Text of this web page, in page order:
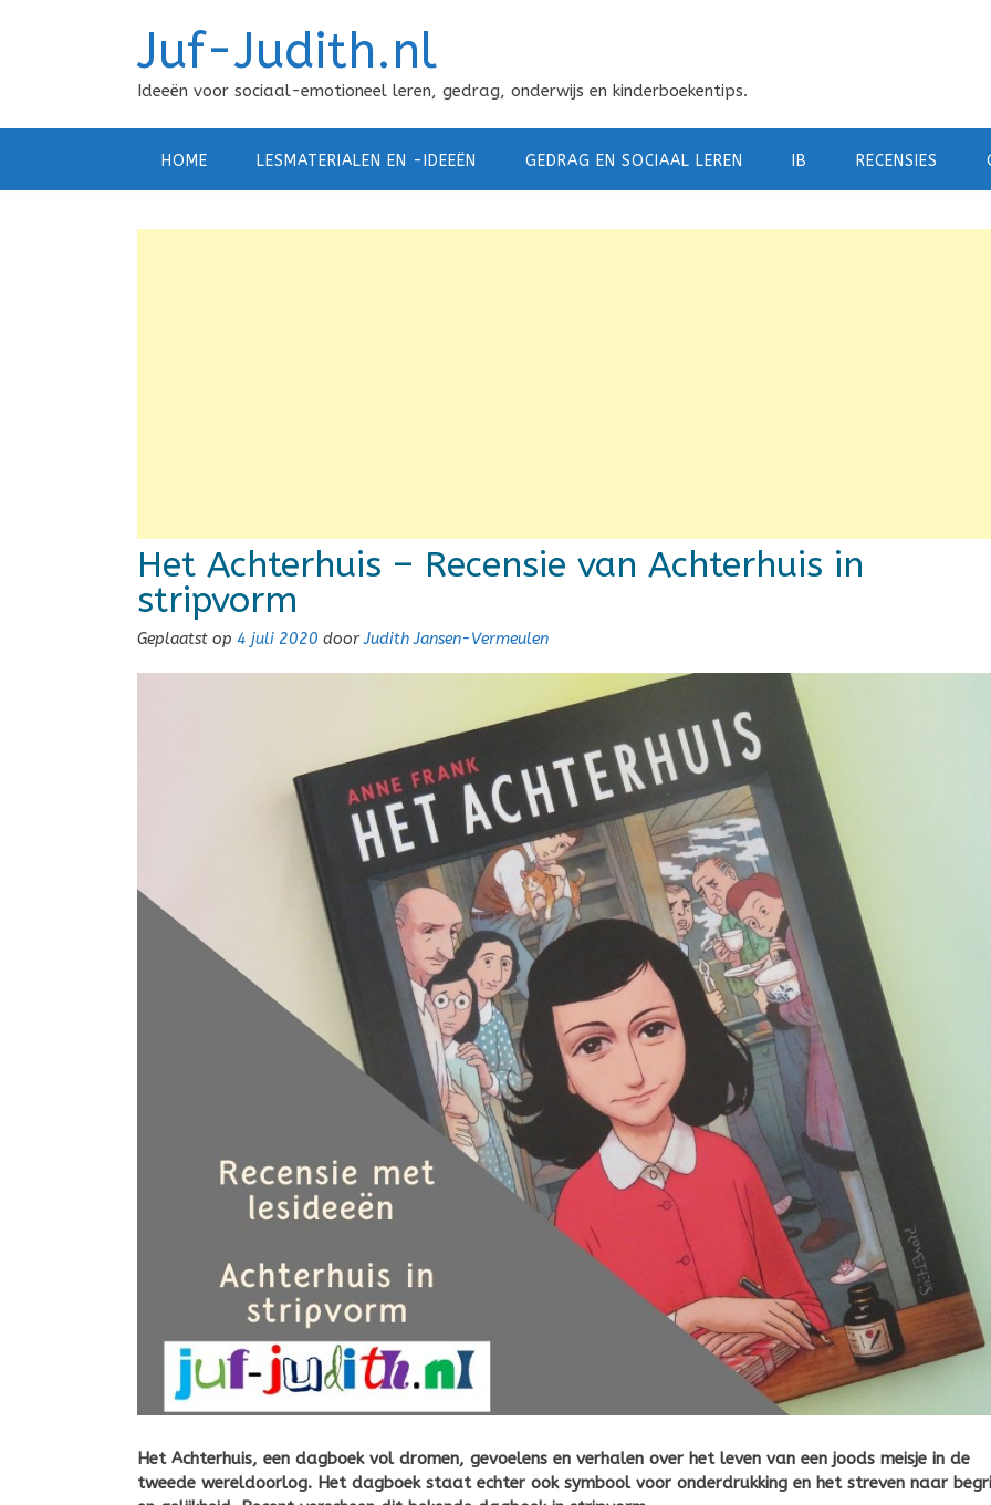
Juf-Judith.nl
Ideeën voor sociaal-emotioneel leren, gedrag, onderwijs en kinderboekentips.
HOME LESMATERIALEN EN -IDEEËN GEDRAG EN SOCIAAL LEREN IB RECENSIES
Het Achterhuis – Recensie van Achterhuis in
stripvorm
Geplaatst op 4 juli 2020 doorJudith Jansen-Vermeulen
Het Achterhuis, een dagboek vol dromen, gevoelens en verhalen over het leven van een joods meisje in de
tweede wereldoorlog. Het dagboek staat echter ook symbool voor onderdrukking en het streven naar